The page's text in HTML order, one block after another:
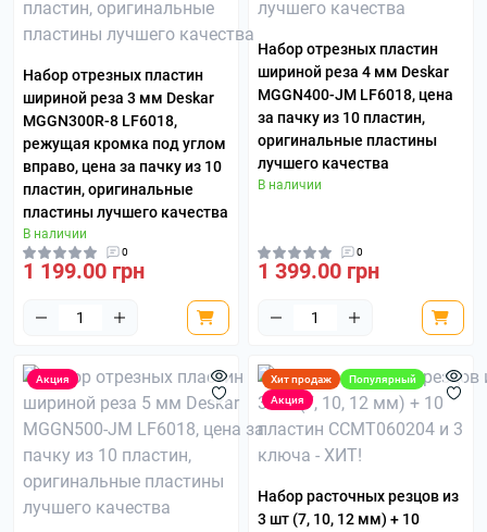
Набор отрезных пластин
шириной реза 3 мм Deskar
MGGN300R-8 LF6018,
режущая кромка под углом
вправо, цена за пачку из 10
пластин, оригинальные
пластины лучшего качества
В наличии
0
1 199.00 грн
Набор отрезных пластин
шириной реза 4 мм Deskar
MGGN400-JM LF6018, цена
за пачку из 10 пластин,
оригинальные пластины
лучшего качества
В наличии
0
1 399.00 грн
Акция Хит продаж
Популярный
Акция
Набор расточных резцов из
3 шт (7, 10, 12 мм) + 10